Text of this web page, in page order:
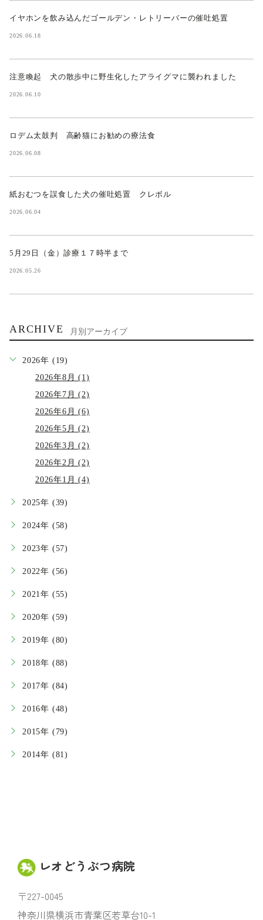
イヤホンを飲み込んだゴールデン・レトリーバーの催吐処置
2026.06.18
注意喚起 犬の散歩中に野生化したアライグマに襲われました
2026.06.10
ロデム太鼓判 高齢猫にお勧めの療法食
2026.06.08
紙おむつを誤食した犬の催吐処置 クレボル
2026.06.04
5月29日（金）診療１７時半まで
2026.05.26
ARCHIVE 月別アーカイブ
2026年 (19)
2026年8月 (1)
2026年7月 (2)
2026年6月 (6)
2026年5月 (2)
2026年3月 (2)
2026年2月 (2)
2026年1月 (4)
2025年 (39)
2024年 (58)
2023年 (57)
2022年 (56)
2021年 (55)
2020年 (59)
2019年 (80)
2018年 (88)
2017年 (84)
2016年 (48)
2015年 (79)
2014年 (81)
レオどうぶつ病院
〒227-0045
神奈川県横浜市青葉区若草台10-1